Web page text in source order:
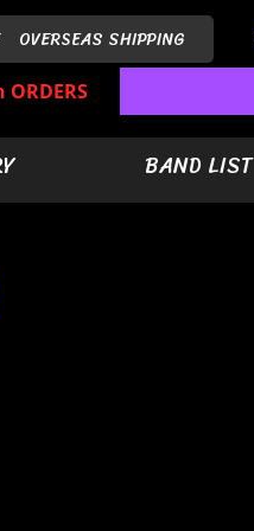
OVERSEAS SHIPPING
BAND LIST